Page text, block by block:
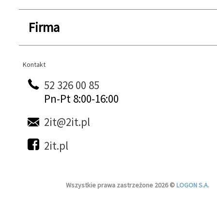
Firma
Kontakt
Kontakt
52 326 00 85
Pn-Pt 8:00-16:00
2it@2it.pl
2it.pl
Wszystkie prawa zastrzeżone 2026 ©LOGON S.A.